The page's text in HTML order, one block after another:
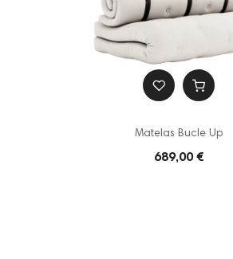
Matelas Bucle Up
689,00 €